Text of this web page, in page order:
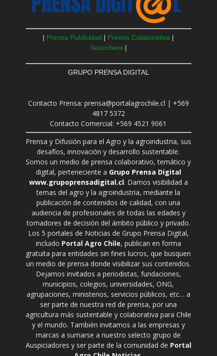
| Prensa Publicidad | Prensa Colaborativa |
Suscríbete |
GRUPO PRENSA DIGITAL
Contacto Prensa: prensa@portalagrochile.cl | +569
4817 5372
Contacto Comercial: +569 4521 9061
Prensa y Difusión para el Agro y la agroindustria, sus
desafíos, innovación y desarrollo sustentable.
Somos un medio de prensa colaborativo, temático y
digital, perteneciente a Grupo Prensa Digital
www.grupoprensadigital.cl. Damos visibilidad a
temas del agro y la agroindustria, mediante la
publicación de contenidos de calidad, con una
audiencia de profesionales de todas las edades y
tomadores de decisión del ámbito público y privado.
Los 5 portales de Noticias de Grupo Prensa Digital,
incluido Portal Agro Chile, publican en forma
gratuita para entidades sin fines lucros, que busquen
un medio de prensa donde visibilizar sus contenidos.
Dejamos invitados a periodistas, fundaciones,
municipios, colegios, universidades, ONG,
agrupaciones, ministerios, servicios públicos, etc… a
ser parte de nuestra red de prensa, por una
agricultura más sustentable y colaborativa para Chile
y el mundo. También invitamos a las empresas y
marcas a sumarse a nuestro selecto grupo de
Auspiciadores y ser parte de la comunidad de Portal